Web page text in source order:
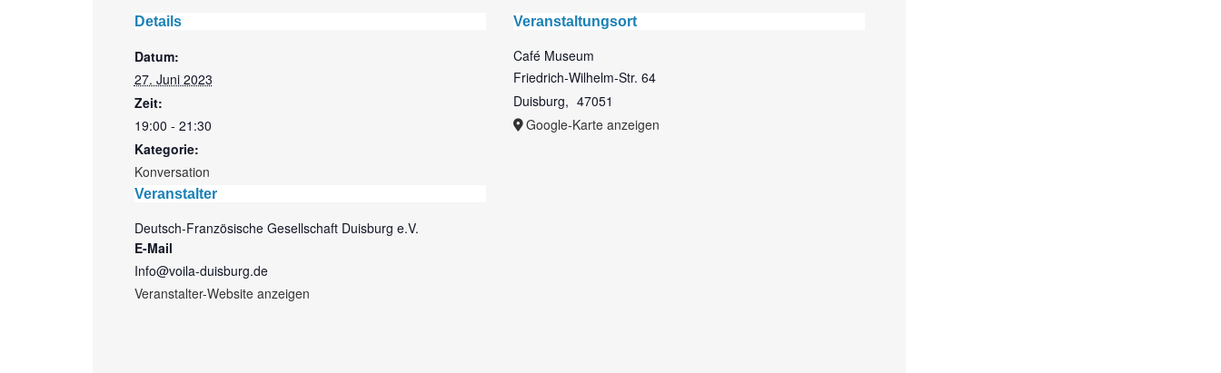
Details
Datum:
27. Juni 2023
Zeit:
19:00 - 21:30
Kategorie:
Konversation
Veranstalter
Deutsch-Französische Gesellschaft Duisburg e.V.
E-Mail
Info@voila-duisburg.de
Veranstalter-Website anzeigen
Veranstaltungsort
Café Museum
Friedrich-Wilhelm-Str. 64
Duisburg, 47051
Google-Karte anzeigen